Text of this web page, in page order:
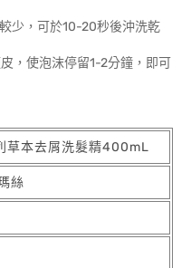
少，可於10-20秒後沖洗乾
，使泡沫停留1-2分鐘，即可
草本去屑洗髮精400mL
絲